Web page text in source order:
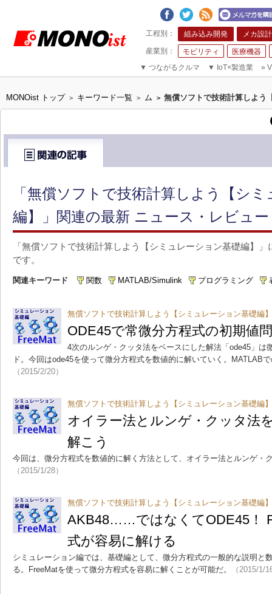
組み込み開発 メカ設計
モビリティ
医療機器
▼ つながるクルマ ▼ IoT×製造業 »
MONOist トップ > キーワード一覧 > ム > 無償ソフトで技術計算しよう
「無償ソフトで技術計算しよう【シ
編】」関連の最新 ニュース・レビュ
「無償ソフトで技術計算しよう【シミュレーション基礎編】
です。
関連キーワード 関数 MATLAB/Simulink プログラミング
無償ソフトで技術計算しよう【シミュレーション基礎編
ODE45で常微分方程式の初期値
4次のルンゲ・クッタ法をベースにした解法「ode45」は
ド。今回はode45を使って微分方程式を数値的に解いていく。MATLAB
（2015/2/20）
無償ソフトで技術計算しよう【シミュレーション基礎編
オイラー法とルンゲ・クッタ法
解こう
今回は、微分方程式を数値的に解く方法として、オイラー法とルンゲ・
（2015/1/28）
無償ソフトで技術計算しよう【シミュレーション基礎編
AKB48……ではなくてODE45！
式が容易に解ける
シミュレーション編では、基礎編として、微分方程式の一般的な説明と
る。FreeMatを使って微分方程式を容易に解くことが可能だ。
（2015/1/